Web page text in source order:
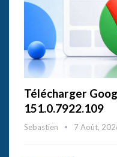
Télécharger
151.0.7922.109
Sebastien 7 Août,